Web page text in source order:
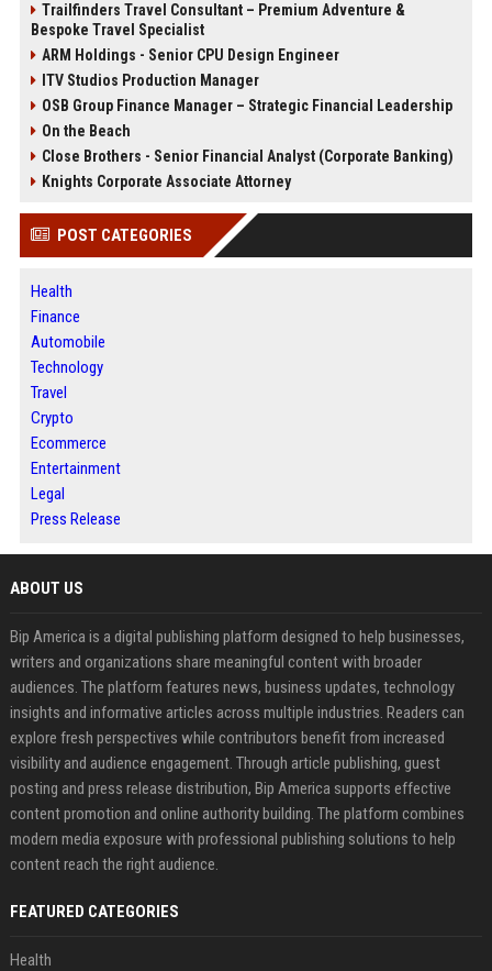
Trailfinders Travel Consultant – Premium Adventure &
Bespoke Travel Specialist
ARM Holdings - Senior CPU Design Engineer
ITV Studios Production Manager
OSB Group Finance Manager – Strategic Financial Leadership
On the Beach
Close Brothers - Senior Financial Analyst (Corporate Banking)
Knights Corporate Associate Attorney
POST CATEGORIES
Health
Finance
Automobile
Technology
Travel
Crypto
Ecommerce
Entertainment
Legal
Press Release
ABOUT US
Bip America is a digital publishing platform designed to help businesses,
writers and organizations share meaningful content with broader
audiences. The platform features news, business updates, technology
insights and informative articles across multiple industries. Readers can
explore fresh perspectives while contributors benefit from increased
visibility and audience engagement. Through article publishing, guest
posting and press release distribution, Bip America supports effective
content promotion and online authority building. The platform combines
modern media exposure with professional publishing solutions to help
content reach the right audience.
FEATURED CATEGORIES
Health